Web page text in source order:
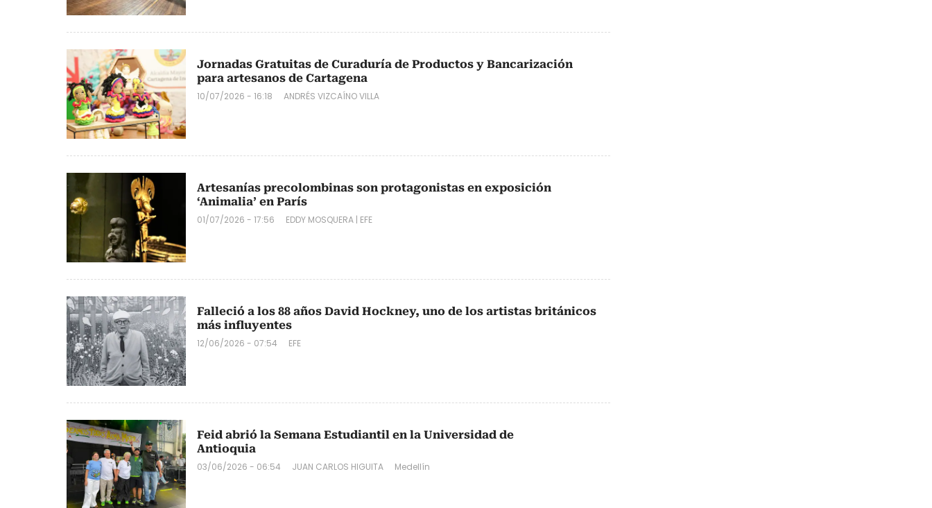
Jornadas Gratuitas de Curaduría de Productos y Bancarización
para artesanos de Cartagena
10/07/2026 - 16:18 ANDRÉS VIZCAÍNO VILLA
Artesanías precolombinas son protagonistas en exposición
‘Animalia’ en París
01/07/2026 - 17:56 EDDY MOSQUERA | EFE
Falleció a los 88 años David Hockney, uno de los artistas británicos
más influyentes
12/06/2026 - 07:54 EFE
Feid abrió la Semana Estudiantil en la Universidad de
Antioquia
03/06/2026 - 06:54 JUAN CARLOS HIGUITA Medellín